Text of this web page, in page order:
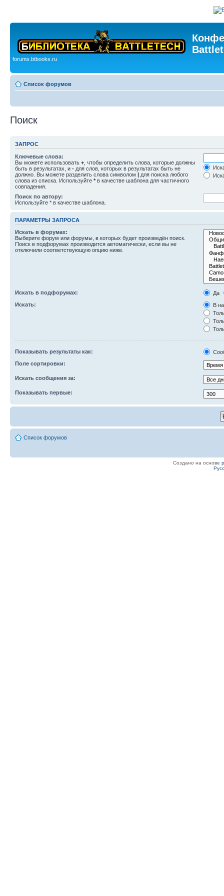
forums.btbooks.ru
Список форумов
Поиск
ЗАПРОС
Ключевые слова:
Вы можете использовать + , чтобы определить слова, которые должны
быть в результатах, и - для слов, которых в результатах быть не
должно. Вы можете разделить слова символом | для поиска любого
слова из списка. Используйте * в качестве шаблона для частичного
совпадения.
Поиск по автору:
Используйте * в качестве шаблона.
ПАРАМЕТРЫ ЗАПРОСА
Искать в форумах:
Выберите форум или форумы, в которых будет произведён поиск.
Поиск в подфорумах производится автоматически, если вы не
отключили соответствующую опцию ниже.
Искать в подфорумах:
Да
Искать:
В
Показывать результаты как:
Поле сортировки:
Искать сообщения за:
Показывать первые:
Список форумов
Создано на основе